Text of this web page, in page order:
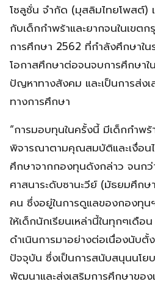
โซลูชั่น จำกัด (มุสลิมไทยโพสต์)
กับเด็กกำพร้าและยากจนในเขต
การศึกษา 2562 ที่กำลังศึกษาใน
โอกาสศึกษาต่อจนจบการศึกษา
ปัญหาทางสังคม และเป็นการส่ง
ทางการศึกษา
“การมอบทุนในครั้งนี้ มีเด็กกำพร้
พิจารณาตามคุณสมบัติและเงื่อน
ศึกษาจากกองทุนดังกล่าว จนกว่
ศาสนาระดับซานะวีย์ (มัธยมศึก
คน ซึ่งอยู่ในการดูแลของกองทุ
ให้เด็กนักเรียนเหล่านี้ในทุกๆเดื
ดำเนินการมาอย่างต่อเนื่องนับ
ปัจจุบัน ซึ่งเป็นการสนับสนุนนโย
พัฒนาและส่งเสริมการศึกษาขอ